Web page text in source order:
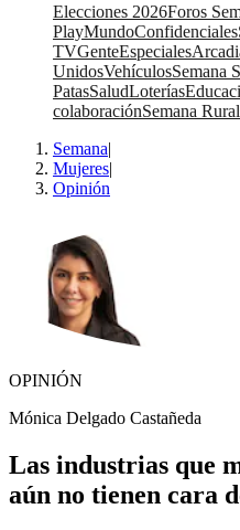
Elecciones 2026Foros
PlayMundoConfidenciales
TVGenteEspeciales
UnidosVehículosSemana
PatasSaludLoterías
colaboraciónSemana Rural
Semana|
Mujeres|
Opinión
OPINIÓN
Mónica Delgado Castañeda
Las industrias que
aún no tienen cara